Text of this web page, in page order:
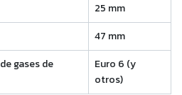
25 mm
47 mm
gases de
Euro 6 (y
otros)